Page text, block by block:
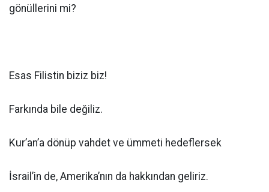
gönüllerini mi?
Esas Filistin biziz biz!
Farkında bile değiliz.
Kur’an’a dönüp vahdet ve ümmeti hedeflersek
İsrail’in de, Amerika’nın da hakkından geliriz.